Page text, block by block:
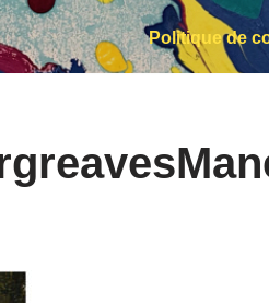
Politique de